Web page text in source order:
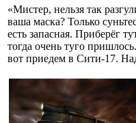
«Мистер, нельзя так
ваша маска? Только
есть запасная. Приберёг
тогда очень туго
вот приедем в Сити-17.